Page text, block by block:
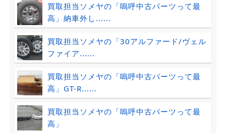
買取担当ソメヤの「嗚呼中古パーツって最
高」納車外し......
買取担当ソメヤの「30アルファード/ヴェル
ファイア......
買取担当ソメヤの「嗚呼中古パーツって最
高」GT-R......
買取担当ソメヤの「嗚呼中古パーツって最
高」